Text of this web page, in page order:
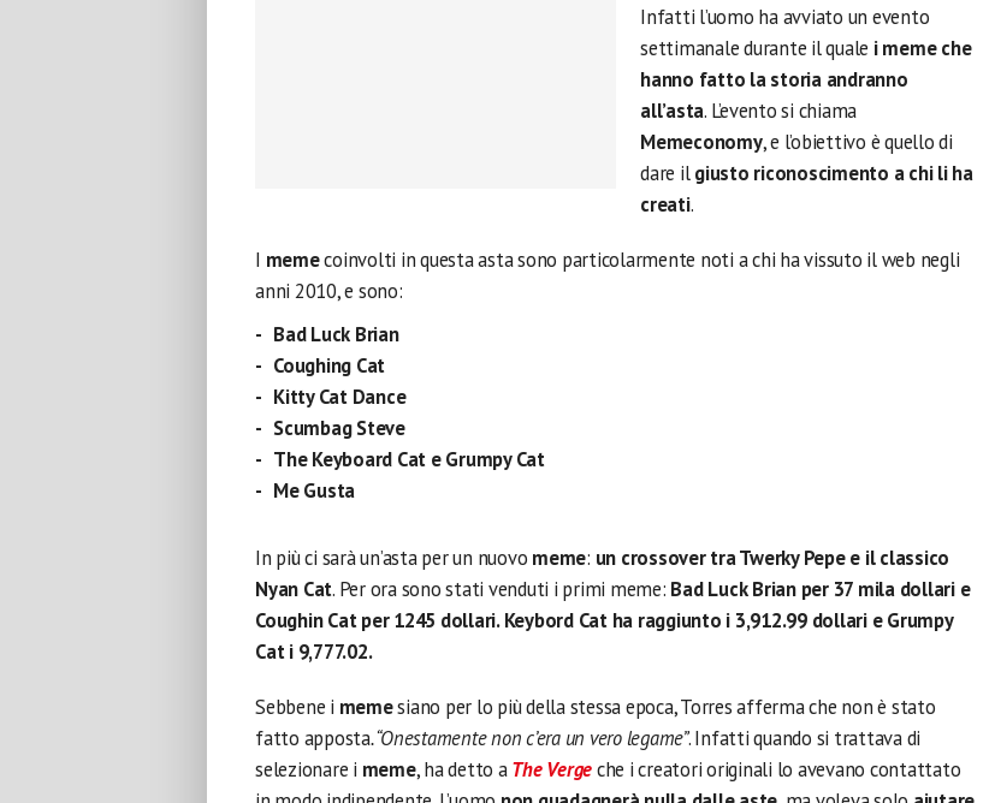
Infatti l’uomo ha avviato un evento
settimanale durante il quale i meme che
hanno fatto la storia andranno
all’asta. L’evento si chiama
Memeconomy, e l’obiettivo è quello di
dare ilgiusto riconoscimento a chi li ha
creati.
I memecoinvolti in questa asta sono particolarmente noti a chi ha vissuto il web negli
anni 2010, e sono:
Bad Luck Brian
Coughing Cat
Kitty Cat Dance
Scumbag Steve
The Keyboard Cat e Grumpy Cat
Me Gusta
In più ci sarà un’asta per un nuovo meme: un crossover tra Twerky Pepe e il classico
Nyan Cat. Per ora sono stati venduti i primi meme: Bad Luck Brian per 37 mila dollari e
Coughin Cat per 1245 dollari. Keybord Cat ha raggiunto i 3,912.99 dollari e Grumpy
Cat i 9,777.02.
Sebbene i memesiano per lo più della stessa epoca, Torres afferma che non è stato
fatto apposta. “Onestamente non c’era un vero legame”. Infatti quando si trattava di
selezionare i meme, ha detto a The Vergeche i creatori originali lo avevano contattato